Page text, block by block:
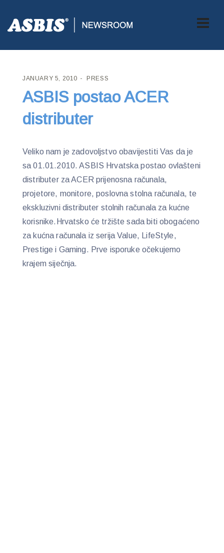
ASBIS CROATIA> PRESS> ASBIS POSTAO ACER DISTRIBUTER
JANUARY 5, 2010 PRESS
ASBIS postao ACER
distributer
Veliko nam je zadovoljstvo obavijestiti Vas da je
sa 01.01.2010. ASBIS Hrvatska postao ovlašteni
distributer za ACER prijenosna računala,
projetore, monitore, poslovna stolna računala, te
ekskluzivni distributer stolnih računala za kućne
korisnike.Hrvatsko će tržište sada biti obogaćeno
za kućna računala iz serija Value, LifeStyle,
Prestige i Gaming. Prve isporuke očekujemo
krajem siječnja.